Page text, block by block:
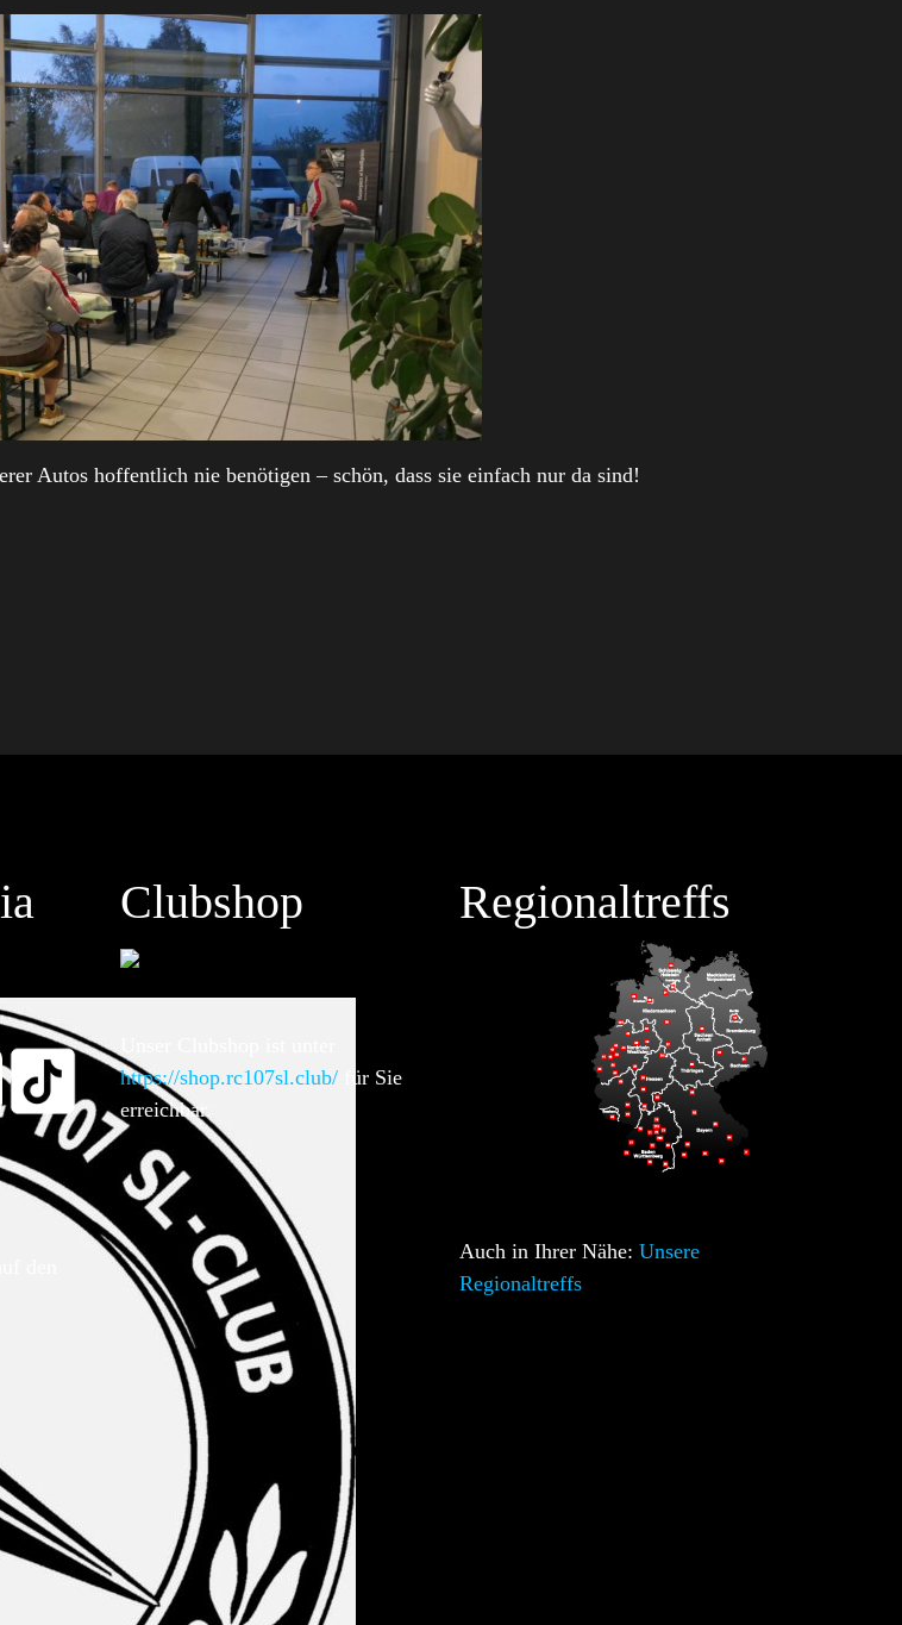
Autos hoffentlich nie benötigen – schön, dass sie einfach nur da sind!
den
Clubshop
https://shop.rc107sl.club/ für Sie
erreichbar.
Regionaltreffs
Auch in Ihrer Nähe: Unsere
Regionaltreffs